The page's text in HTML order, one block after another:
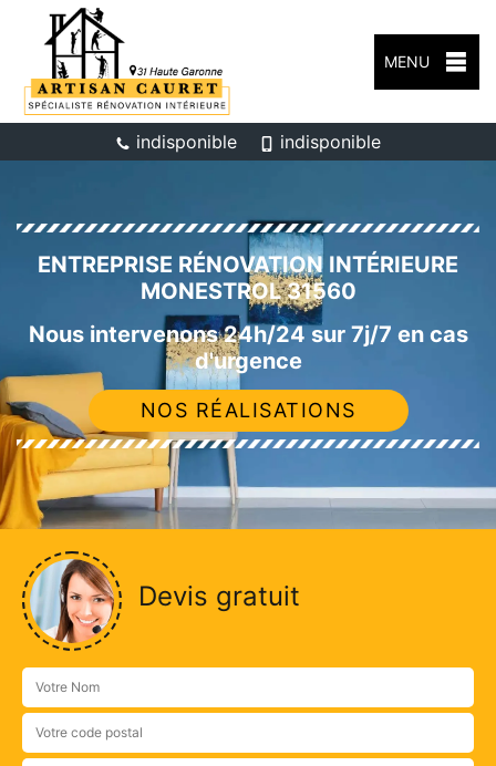
MENU
indisponible indisponible
ENTREPRISE RÉNOVATION INTÉRIEURE
MONESTROL 31560
Nous intervenons 24h/24 sur 7j/7 en cas
d'urgence
NOS RÉALISATIONS
Devis gratuit